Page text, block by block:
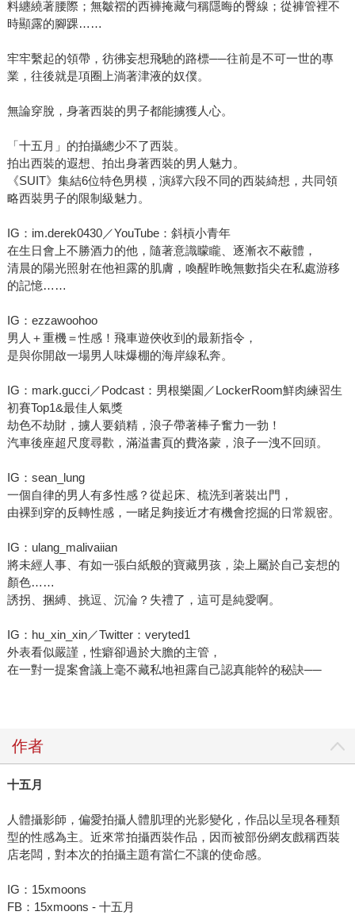
料纏繞著腰際；無皺褶的西褲掩藏勻稱隱晦的臀線；從褲管裡不
時顯露的腳踝……
牢牢繫起的領帶，彷彿妄想飛馳的路標──往前是不可一世的專
業，往後就是項圈上淌著津液的奴僕。
無論穿脫，身著西裝的男子都能擄獲人心。
「十五月」的拍攝總少不了西裝。
拍出西裝的遐想、拍出身著西裝的男人魅力。
《SUIT》集結6位特色男模，演繹六段不同的西裝綺想，共同領
略西裝男子的限制級魅力。
IG：im.derek0430／YouTube：斜槓小青年
在生日會上不勝酒力的他，隨著意識矇矓、逐漸衣不蔽體，
清晨的陽光照射在他袒露的肌膚，喚醒昨晚無數指尖在私處游移
的記憶……
IG：ezzawoohoo
男人＋重機＝性感！飛車遊俠收到的最新指令，
是與你開啟一場男人味爆棚的海岸線私奔。
IG：mark.gucci／Podcast：男根樂園／LockerRoom鮮肉練習生
初賽Top1&最佳人氣獎
劫色不劫財，擄人要鎖精，浪子帶著棒子奮力一勃！
汽車後座超尺度尋歡，滿溢書頁的費洛蒙，浪子一洩不回頭。
IG：sean_lung
一個自律的男人有多性感？從起床、梳洗到著裝出門，
由裸到穿的反轉性感，一睹足夠接近才有機會挖掘的日常親密。
IG：ulang_malivaiian
將未經人事、有如一張白紙般的寶藏男孩，染上屬於自己妄想的
顏色……
誘拐、捆縛、挑逗、沉淪？失禮了，這可是純愛啊。
IG：hu_xin_xin／Twitter：veryted1
外表看似嚴謹，性癖卻過於大膽的主管，
在一對一提案會議上毫不藏私地袒露自己認真能幹的秘訣──
作者
十五月
人體攝影師，偏愛拍攝人體肌理的光影變化，作品以呈現各種類
型的性感為主。近來常拍攝西裝作品，因而被部份網友戲稱西裝
店老闆，對本次的拍攝主題有當仁不讓的使命感。
IG：15xmoons
FB：15xmoons - 十五月